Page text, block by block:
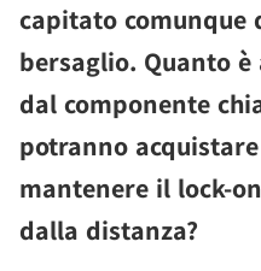
capitato comunque
bersaglio. Quanto
dal componente
potranno acquistare
mantenere il lock-
dalla distanza?